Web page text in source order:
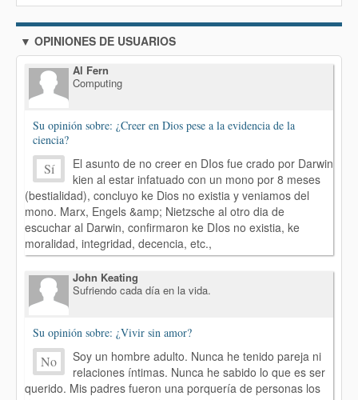
▼ OPINIONES DE USUARIOS
Al Fern
Computing
Su opinión sobre: ¿Creer en Dios pese a la evidencia de la
ciencia?
Sí
El asunto de no creer en DIos fue crado por Darwin
kien al estar infatuado con un mono por 8 meses
(bestialidad), concluyo ke Dios no existia y veniamos del
mono. Marx, Engels &amp; Nietzsche al otro dia de
escuchar al Darwin, confirmaron ke DIos no existia, ke
moralidad, integridad, decencia, etc.,
John Keating
Sufriendo cada día en la vida.
Su opinión sobre: ¿Vivir sin amor?
No
Soy un hombre adulto. Nunca he tenido pareja ni
relaciones íntimas. Nunca he sabido lo que es ser
querido. Mis padres fueron una porquería de personas los